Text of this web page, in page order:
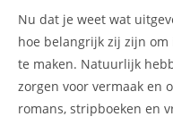
Nu dat je weet wat
hoe belangrijk zij zijn
te maken. Natuurlijk
zorgen voor vermaak en
romans, stripboeken en